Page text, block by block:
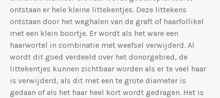
ontstaan er hele kleine littekentjes. Deze littekens
ontstaan door het weghalen van de graft of haarfollikel
met een klein boortje. Er wordt als het ware een
haarwortel in combinatie met weefsel verwijderd. Al
wordt dit goed verdeeld over het donorgebied, de
littekentjes kunnen zichtbaar worden als er te veel haar
is verwijderd, als dit met een te grote diameter is
gedaan of als het haar heel kort wordt gedragen. Het is